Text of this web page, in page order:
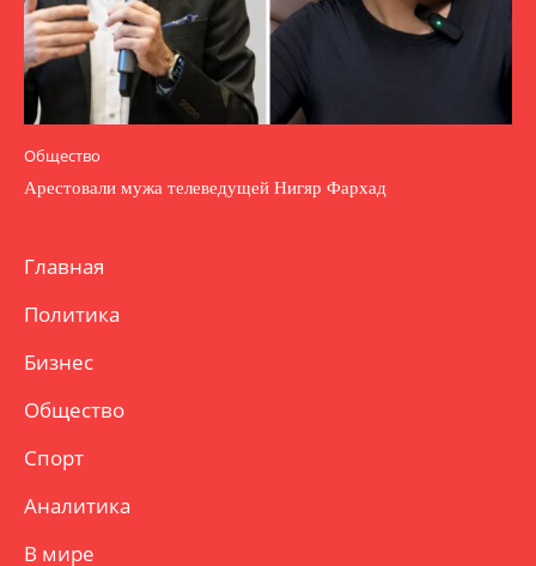
Общество
Арестовали мужа телеведущей Нигяр Фархад
Главная
Политика
Бизнес
Общество
Спорт
Аналитика
В мире